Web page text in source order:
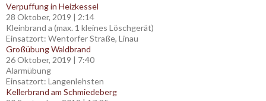
Verpuffung in Heizkessel
28 Oktober, 2019 | 2:14
Kleinbrand a (max. 1 kleines Löschgerät)
Einsatzort: Wentorfer Straße, Linau
Großübung Waldbrand
26 Oktober, 2019 | 7:40
Alarmübung
Einsatzort: Langenlehsten
Kellerbrand am Schmiedeberg